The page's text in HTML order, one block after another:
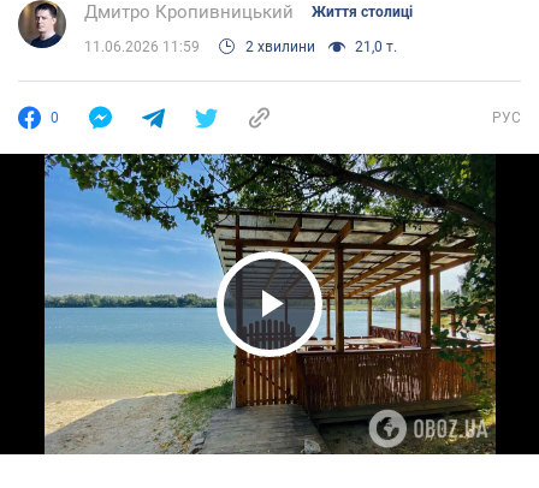
Дмитро Кропивницький Життя столиці
11.06.2026 11:59 2 хвилини 21,0 т.
0 РУС
Play Video